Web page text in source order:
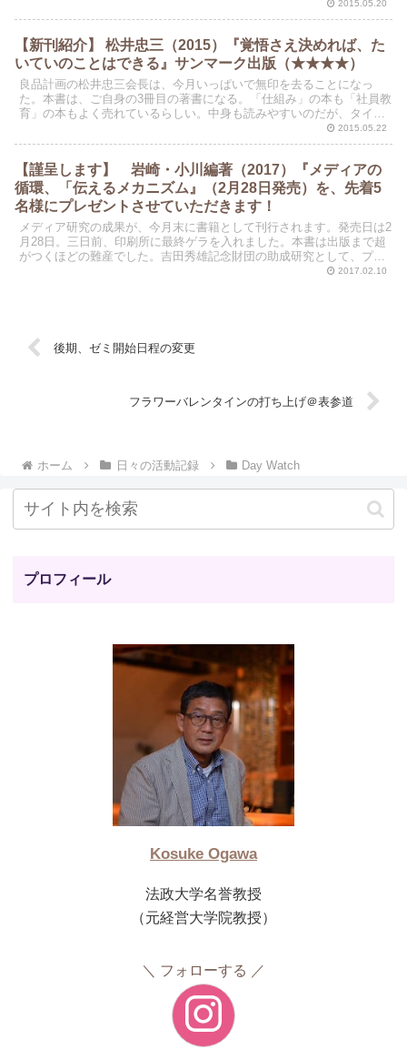
2015.05.20
【新刊紹介】 松井忠三（2015）『覚悟さえ決めれば、た
いていのことはできる』サンマーク出版（★★★★）
良品計画の松井忠三会長は、今月いっぱいで無印を去ることになっ
た。本書は、ご自身の3冊目の著書になる。「仕組み」の本も「社員教
育」の本もよく売れているらしい。中身も読みやすいのだが、タイト
ルのつけ方がまた抜群にうまい！ご本人の創作なのだろうか...2015.05.22
【謹呈します】 岩崎・小川編著（2017）『メディアの
循環、「伝えるメカニズム』（2月28日発売）を、先着5
名様にプレゼントさせていただきます！
メディア研究の成果が、今月末に書籍として刊行されます。発売日は2
月28日。三日前、印刷所に最終ゲラを入れました。本書は出版まで超
がつくほどの難産でした。吉田秀雄記念財団の助成研究として、プロ
2017.02.10
後期、ゼミ開始日程の変更
フラワーバレンタインの打ち上げ＠表参道
ホーム 日々の活動記録 Day Watch
プロフィール
Kosuke Ogawa
法政大学名誉教授
（元経営大学院教授）
フォローする